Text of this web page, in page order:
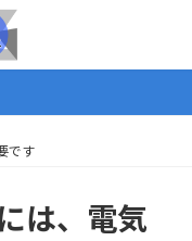
です
は、電気